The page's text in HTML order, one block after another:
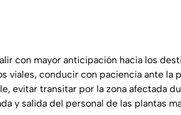
con mayor anticipación hacia los
viales, conducir con paciencia ante la
evitar transitar por la zona afectada
y salida del personal de las plantas